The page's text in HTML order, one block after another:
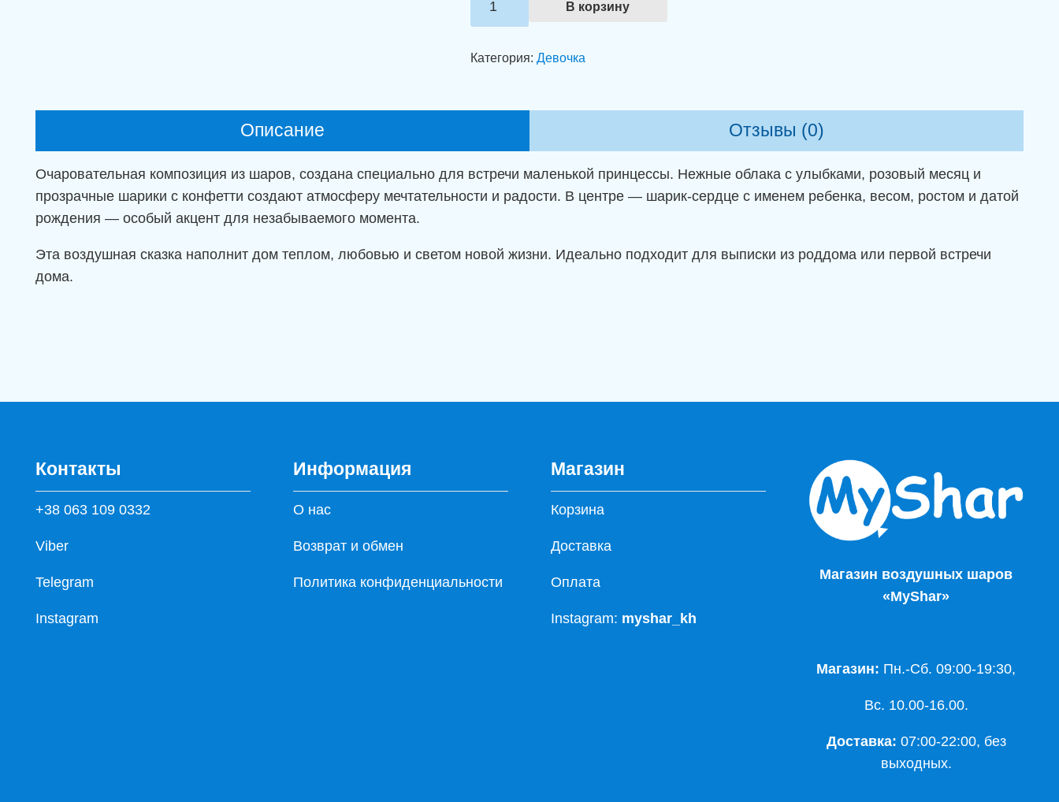
шаров
дочка
В корзину
Категория: Девочка
Описание Отзывы (0)
Очаровательная композиция из шаров, создана специально для встречи маленькой принцессы. Нежные облака с улыбками, розовый месяц и
прозрачные шарики с конфетти создают атмосферу мечтательности и радости. В центре — шарик-сердце с именем ребенка, весом, ростом и датой
рождения — особый акцент для незабываемого момента.
Эта воздушная сказка наполнит дом теплом, любовью и светом новой жизни. Идеально подходит для выписки из роддома или первой встречи
дома.
Контакты
+38 063 109 0332
Viber
Telegram
Instagram
Информация
О нас
Возврат и обмен
Политика конфиденциальности
Магазин
Корзина
Доставка
Оплата
Instagram: myshar_kh
Магазин воздушных шаров
«MyShar»
Магазин: Пн.-Сб. 09:00-19:30,
Вс. 10.00-16.00.
Доставка: 07:00-22:00, без
выходных.